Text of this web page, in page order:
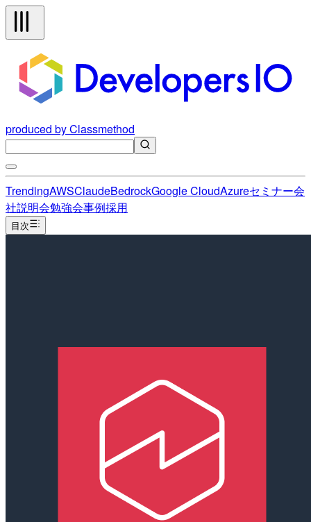
produced by Classmethod
TrendingAWSClaudeBedrockGoogle CloudAzureセミナー会
社説明会勉強会事例採用
目次